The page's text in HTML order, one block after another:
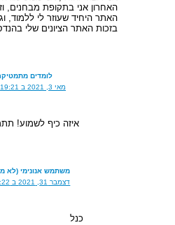
האחרון אני בתקופת מבחנים,
האתר היחיד שעוזר לי ללמוד,
בזכות האתר הציונים שלי
לומדים מתמטיקה
מאי 3, 2021 ב 19:21
איזה כיף לשמוע!
משתמש אנונימי (לא
דצמבר 31, 2021 ב 15:22
כנל